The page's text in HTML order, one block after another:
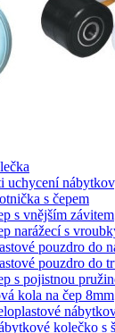
uchycení
s čepem
s vnějším závitem
narážecí s
pouzdro do
pouzdro do
s pojistnou
kola na čep 8mm
kolečko s